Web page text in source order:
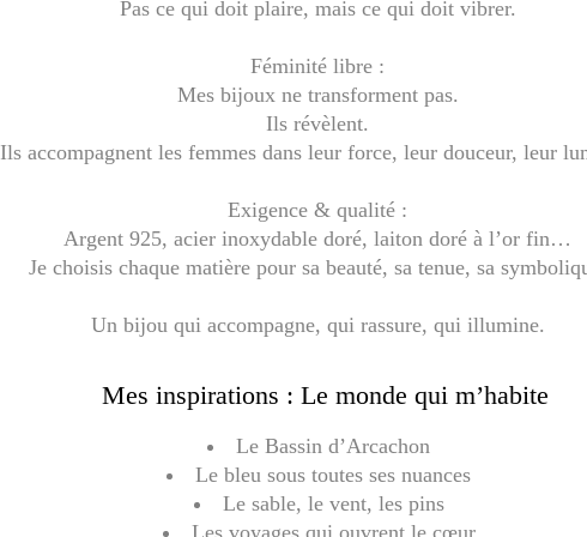
Pas ce qui doit plaire, mais ce qui doit vibrer.
Féminité libre :
Mes bijoux ne transforment pas.
Ils révèlent.
Ils accompagnent les femmes dans leur force, leur douceur, leur
Exigence & qualité :
Argent 925, acier inoxydable doré, laiton doré à l’or fin…
Je choisis chaque matière pour sa beauté, sa tenue, sa
Un bijou qui accompagne, qui rassure, qui illumine.
Mes inspirations : Le monde qui m’habite
Le Bassin d’Arcachon
Le bleu sous toutes ses nuances
Le sable, le vent, les pins
Les voyages qui ouvrent le cœur